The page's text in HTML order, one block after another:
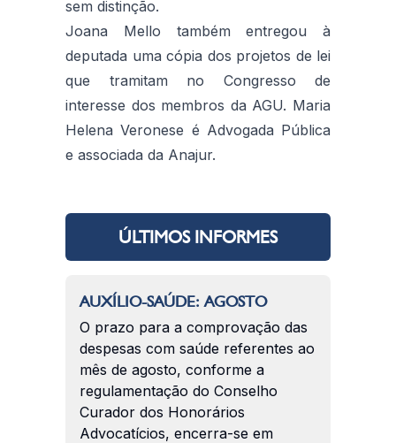
sem distinção.
Joana Mello também entregou à
deputada uma cópia dos projetos de lei
que tramitam no Congresso de
interesse dos membros da AGU. Maria
Helena Veronese é Advogada Pública
e associada da Anajur.
ÚLTIMOS INFORMES
AUXÍLIO-SAÚDE: AGOSTO
O prazo para a comprovação das
despesas com saúde referentes ao
mês de agosto, conforme a
regulamentação do Conselho
Curador dos Honorários
Advocatícios, encerra-se em